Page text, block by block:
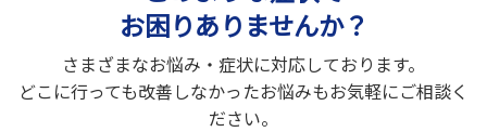
お困りありませんか？
さまざまなお悩み・症状に対応しております。
どこに行っても改善しなかったお悩みもお気軽にご相談く
ださい。